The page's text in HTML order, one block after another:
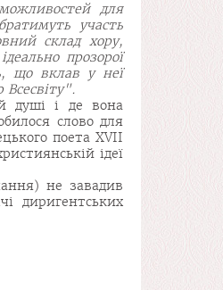
для
участь
склад хору,
прозорої
що вклав у неї
душі і де вона
слово для
поета XVII
ідеї
не завадив
диригентських